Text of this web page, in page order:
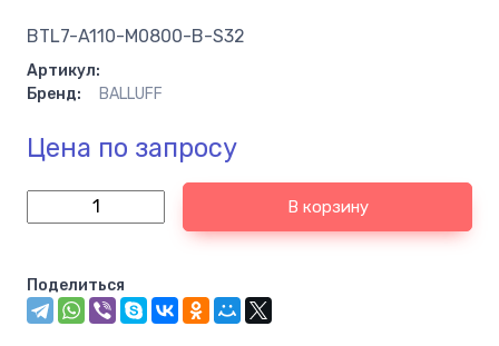
BTL7-A110-M0800-B-S32
Артикул:
Бренд:
BALLUFF
Цена по запросу
В корзину
Поделиться